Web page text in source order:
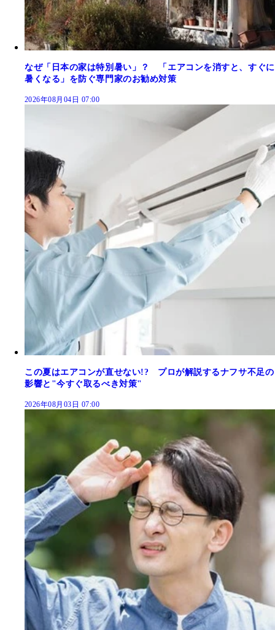
なぜ「日本の家は特別暑い」？ 「エアコンを消すと、すぐに
暑くなる」を防ぐ専門家のお勧め対策
2026年08月04日 07:00
この夏はエアコンが直せない!? プロが解説するナフサ不足の
影響と"今すぐ取るべき対策"
2026年08月03日 07:00